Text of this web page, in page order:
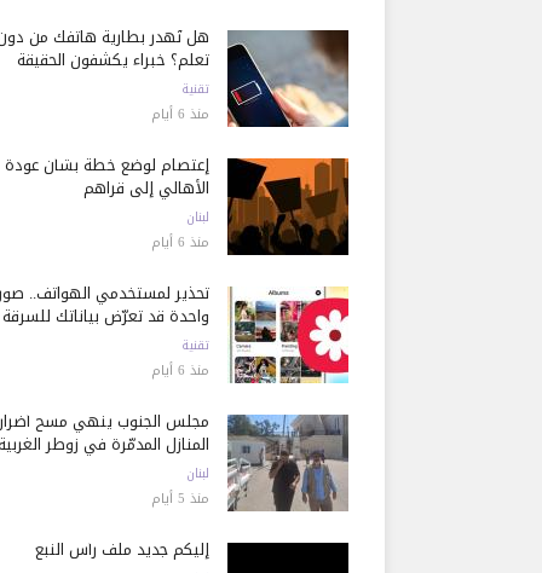
هل تُهدر بطارية هاتفك من
تعلم؟ خبراء يكشفون الحقيقة
تقنية
منذ 6 أيام
إعتصام لوضع خطة بشأن عودة
الأهالي إلى قراهم
لبنان
منذ 6 أيام
تحذير لمستخدمي الهواتف..
واحدة قد تعرّض بياناتك للسرقة
تقنية
منذ 6 أيام
مجلس الجنوب ينهي مسح أضرار
المنازل المدمّرة في زوطر الغربية
لبنان
منذ 5 أيام
إليكم جديد ملف رأس النبع